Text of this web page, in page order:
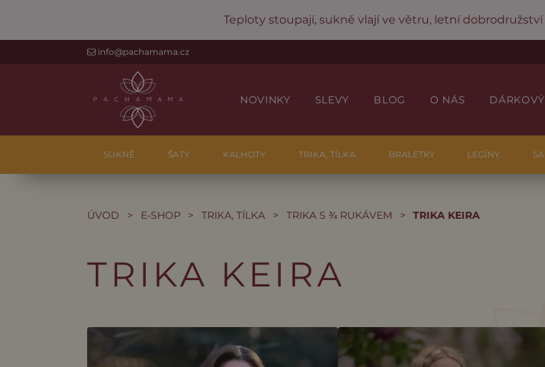
Teploty stoupají, sukně vlají ve větru, letní
info@pachamama.cz
NOVINKY SLEVY BLOG O NÁS
SUKNĚ ŠATY KALHOTY TRIKA, TÍLKA BRALETKY LEGÍNY
ÚVOD > E-SHOP > TRIKA, TÍLKA > TRIKA S ¾ RUKÁVEM > TRIKA KEIRA
TRIKA KEIRA